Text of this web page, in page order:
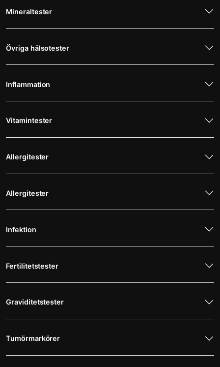
Mineraltester
Övriga hälsotester
Inflammation
Vitamintester
Allergitester
Allergitester
Infektion
Fertilitetstester
Graviditetstester
Tumörmarkörer